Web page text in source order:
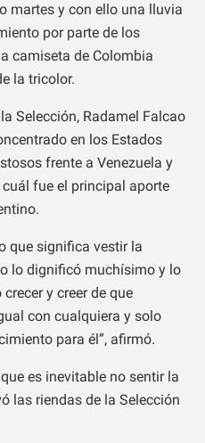
martes y con ello una lluvia
por parte de los
camiseta de Colombia
la tricolor.
Selección, Radamel Falcao
en los Estados
frente a Venezuela y
fue el principal aporte
que significa vestir la
lo dignificó muchísimo y lo
y creer de que
con cualquiera y solo
para él”, afirmó.
es inevitable no sentir la
las riendas de la Selección